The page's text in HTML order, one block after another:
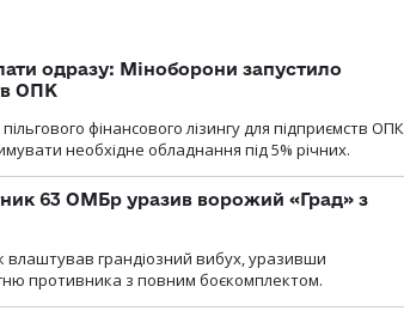
одразу: Міноборони запустило
ОПК
фінансового лізингу для підприємств ОПК,
необхідне обладнання під 5% річних.
63 ОМБр уразив ворожий «Град» з
влаштував грандіозний вибух, уразивши
противника з повним боєкомплектом.